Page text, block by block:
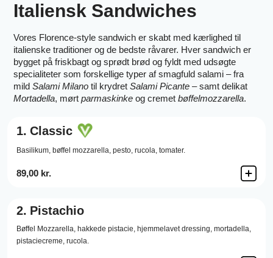
Italiensk Sandwiches
Vores Florence-style sandwich er skabt med kærlighed til
italienske traditioner og de bedste råvarer. Hver sandwich er
bygget på friskbagt og sprødt brød og fyldt med udsøgte
specialiteter som forskellige typer af smagfuld salami – fra
mild Salami Milano til krydret Salami Picante – samt delikat
Mortadella, mørt parmaskinke og cremet bøffelmozzarella.
1. Classic
Basilikum, bøffel mozzarella, pesto, rucola, tomater.
89,00 kr.
2. Pistachio
Bøffel Mozzarella, hakkede pistacie, hjemmelavet dressing, mortadella,
pistaciecreme, rucola.